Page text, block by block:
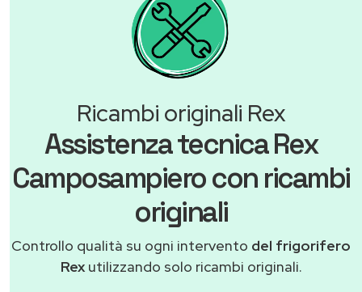
Ricambi originali Rex
Assistenza tecnica Rex
Camposampiero con ricambi
originali
Controllo qualità su ogni intervento del frigorifero
Rexutilizzando solo ricambi originali.